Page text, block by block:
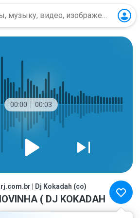
00:00 00:03
| Dj Kokadah (co)
( DJ KOKADAH